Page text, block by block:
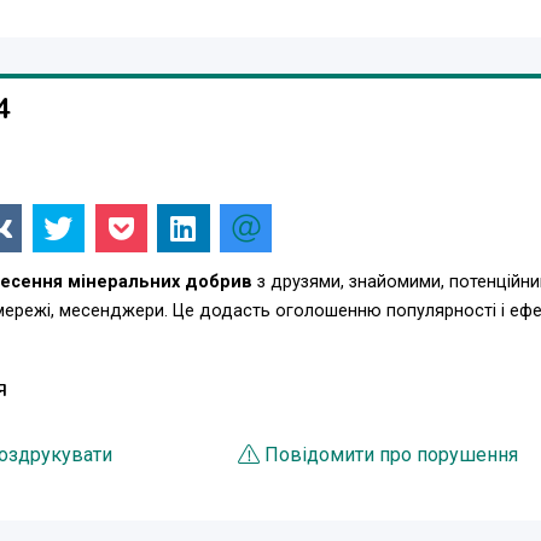
мінеральних добрив з друзями, знайомими,
месенджери. Це додасть оголошенню популярності і
Повідомити про порушення